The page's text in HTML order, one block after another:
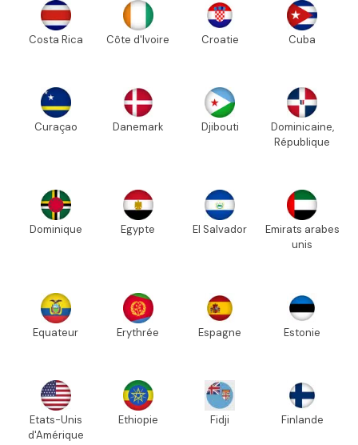
Costa Rica Côte d'Ivoire Croatie Cuba
Curaçao Danemark Djibouti
Dominicaine,
République
Dominique Egypte El Salvador
Emirats arabes
unis
Equateur Erythrée Espagne Estonie
Etats-Unis
d'Amérique
Ethiopie Fidji Finlande